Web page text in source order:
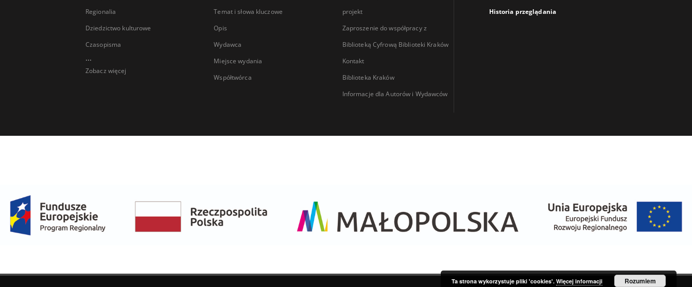
Regionalia
Dziedzictwo kulturowe
Czasopisma
...
Zobacz więcej
Temat i słowa kluczowe
Opis
Wydawca
Miejsce wydania
Współtwórca
projekt
Zaproszenie do współpracy z
Biblioteką Cyfrową Biblioteki Kraków
Kontakt
Biblioteka Kraków
Informacje dla Autorów i Wydawców
Historia przeglądania
Ta strona wykorzystuje pliki 'cookies'. Więcej informacji Rozumiem